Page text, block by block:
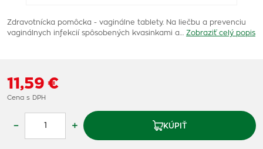
Zdravotnícka pomôcka - vaginálne tablety. Na liečbu a prevenciu
vaginálnych infekcií spôsobených kvasinkami a…
Zobraziť celý popis
11,59 €
Cena s DPH
– + KÚPIŤ